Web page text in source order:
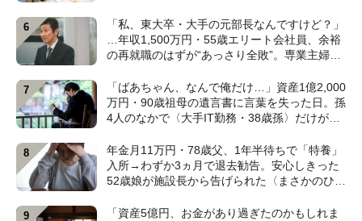
「私、東大卒・大手の元部長なんですけど？」
…年収1,500万円・55歳エリート会社員、余裕
の再就職のはずが“あっさり全敗”。専業主婦の
【CFPの助言】
「ばあちゃん、なんで俺だけ…」資産1億2,000
万円・90歳祖母の遺言書に言葉を失った日。孫
4人のなかで〈大手IT勤務・38歳孫〉だけが遺
年金月11万円・78歳父、1年半待ちで「特養」
入所→わずか3ヵ月で退去勧告。安心しきった
52歳娘が施設長から告げられた〈まさかのひと
「資産5億円、お金があり過ぎたのかもしれま